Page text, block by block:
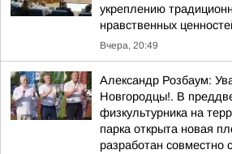
укреплению
нравственных
Вчера, 20:49
Александр Розбаум:
Новгородцы!. В
физкультурника на
парка открыта новая
разработан